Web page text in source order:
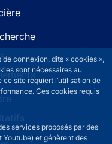
connexion, dits « cookies »,
sont nécessaires au
site requiert l’utilisation de
Ces cookies requis
services proposés par des
et génèrent des